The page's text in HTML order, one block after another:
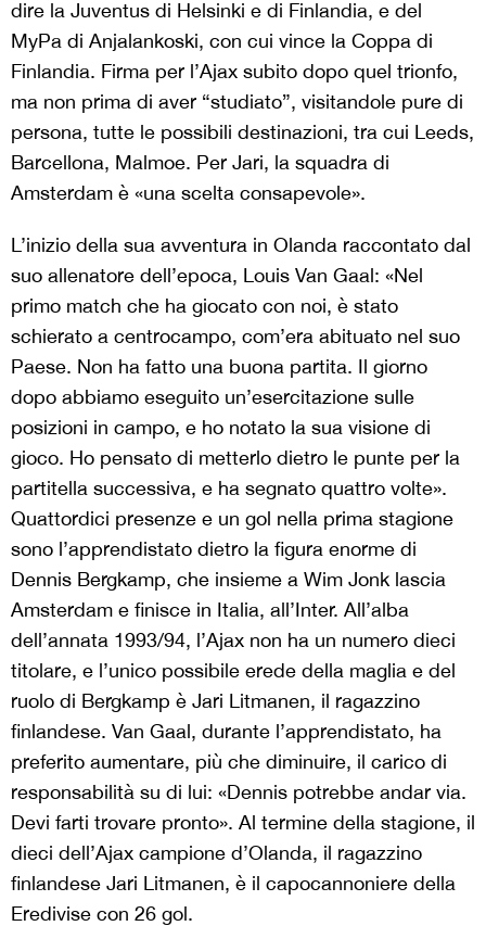
dire la Juventus di Helsinki e di Finlandia, e del
MyPa di Anjalankoski, con cui vince la Coppa di
Finlandia. Firma per l’Ajax subito dopo quel trionfo,
ma non prima di aver “studiato”, visitandole pure di
persona, tutte le possibili destinazioni, tra cui Leeds,
Barcellona, Malmoe. Per Jari, la squadra di
Amsterdam è «una scelta consapevole».
L’inizio della sua avventura in Olanda raccontato dal
suo allenatore dell’epoca, Louis Van Gaal: «Nel
primo match che ha giocato con noi, è stato
schierato a centrocampo, com’era abituato nel suo
Paese. Non ha fatto una buona partita. Il giorno
dopo abbiamo eseguito un’esercitazione sulle
posizioni in campo, e ho notato la sua visione di
gioco. Ho pensato di metterlo dietro le punte per la
partitella successiva, e ha segnato quattro volte».
Quattordici presenze e un gol nella prima stagione
sono l’apprendistato dietro la figura enorme di
Dennis Bergkamp, che insieme a Wim Jonk lascia
Amsterdam e finisce in Italia, all’Inter. All’alba
dell’annata 1993/94, l’Ajax non ha un numero dieci
titolare, e l’unico possibile erede della maglia e del
ruolo di Bergkamp è Jari Litmanen, il ragazzino
finlandese. Van Gaal, durante l’apprendistato, ha
preferito aumentare, più che diminuire, il carico di
responsabilità su di lui: «Dennis potrebbe andar via.
Devi farti trovare pronto». Al termine della stagione, il
dieci dell’Ajax campione d’Olanda, il ragazzino
finlandese Jari Litmanen, è il capocannoniere della
Eredivise con 26 gol.